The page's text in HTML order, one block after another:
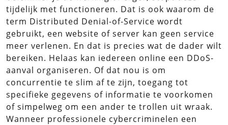
tijdelijk met functioneren. Dat is ook waarom de
term Distributed Denial-of-Service wordt
gebruikt, een website of server kan geen service
meer verlenen. En dat is precies wat de dader wilt
bereiken. Helaas kan iedereen online een DDoS-
aanval organiseren. Of dat nou is om
concurrentie te slim af te zijn, toegang tot
specifieke gegevens of informatie te voorkomen
of simpelweg om een ander te trollen uit wraak.
Wanneer professionele cybercriminelen een